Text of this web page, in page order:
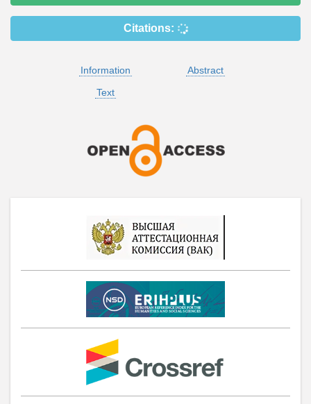
Citations:
Information
Abstract
Text